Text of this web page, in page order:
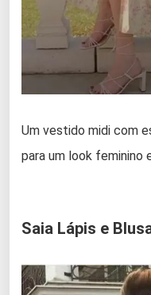
Um vestido midi com
para um look feminino
Saia Lápis e